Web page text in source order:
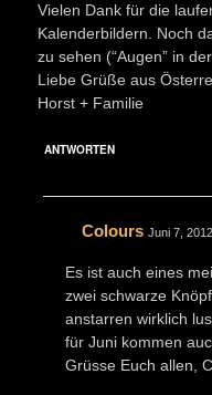
Vielen Dank für die
Kalenderbildern. Noch
zu sehen (“Augen” in der
Liebe Grüße aus
Horst + Familie
ANTWORTEN
Colours Juni 7,
Es ist auch eines
zwei schwarze
anstarren wirklich
für Juni kommen
Grüsse Euch allen,